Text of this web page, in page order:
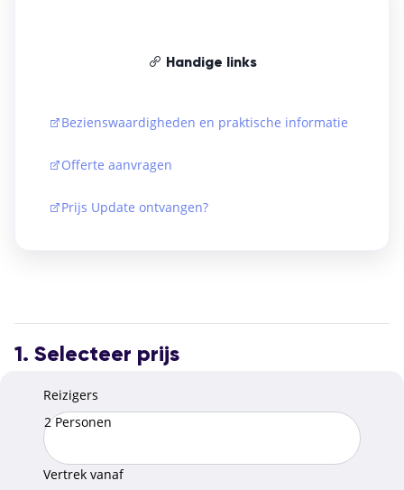
Handige links
Bezienswaardigheden en praktische informatie
Offerte aanvragen
Prijs Update ontvangen?
1. Selecteer prijs
Reizigers
2 Personen
Vertrek vanaf